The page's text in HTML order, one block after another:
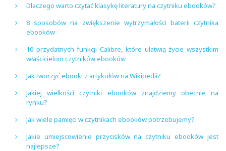
Dlaczego warto czytać klasykę literatury na czytniku ebooków?
8 sposobów na zwiększenie wytrzymałości baterii czytnika
ebooków
10 przydatnych funkcji Calibre, które ułatwią życie wszystkim
właścicielom czytników ebooków
Jak tworzyć ebooki z artykułów na Wikipedii?
Jakiej wielkości czytniki ebooków znajdziemy obecnie na
rynku?
Jak wiele pamięci w czytnikach ebooków potrzebujemy?
Jakie umiejscowienie przycisków na czytniku ebooków jest
najlepsze?